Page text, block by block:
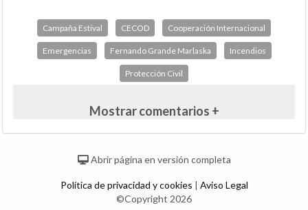
Campaña Estival CECOD Cooperación Internacional
Emergencias Fernando Grande Marlaska Incendios
Protección Civil
Mostrar comentarios +
Abrir página en versión completa
Política de privacidad y cookies | Aviso Legal
©Copyright 2026